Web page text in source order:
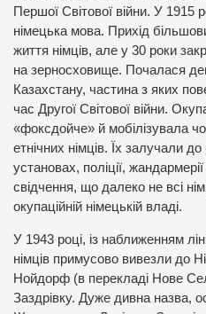
Першої Світової війни. У 1915
німецька мова. Прихід
життя німців, але у 30 роки
на зерносховище. Почалася
Казахстану, частина з яких
час Другої Світової війни.
«фоксдойче» й мобілізувала
етнічних німців. Їх залучали
установах, поліції,
свідчення, що далеко не всі
окупаційній німецькій владі.
У 1943 році, із наближенням
німців примусово вивезли до
Нойдорф (в перекладі Нове
Заздрівку. Дуже дивна назва,